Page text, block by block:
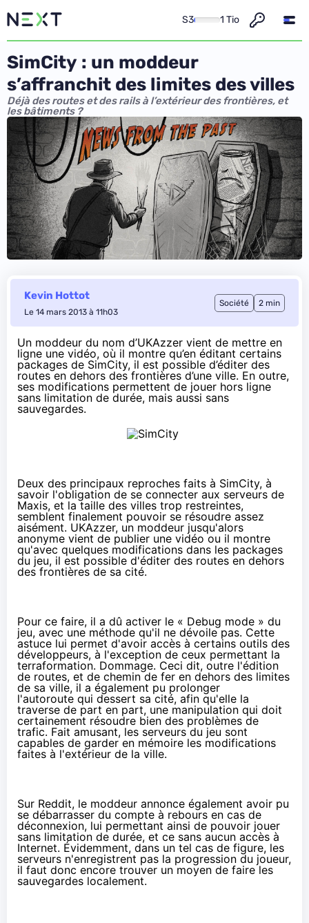
S3 1 Tio
SimCity : un moddeur
s’affranchit des limites des villes
Déjà des routes et des rails à l’extérieur des frontières, et
les bâtiments ?
Kevin Hottot
Le 14 mars 2013 à 11h03
Société 2 min
Un moddeur du nom d’UKAzzer vient de mettre en
ligne une vidéo, où il montre qu’en éditant certains
packages de SimCity, il est possible d’éditer des
routes en dehors des frontières d’une ville. En outre,
ses modifications permettent de jouer hors ligne
sans limitation de durée, mais aussi sans
sauvegardes.
Deux des principaux reproches faits à SimCity, à
savoir l'obligation de se connecter aux serveurs de
Maxis, et la taille des villes trop restreintes,
semblent finalement pouvoir se résoudre assez
aisément. UKAzzer, un moddeur jusqu'alors
anonyme vient de publier une vidéo ou il montre
qu'avec quelques modifications dans les packages
du jeu, il est possible d'éditer des routes en dehors
des frontières de sa cité.
Pour ce faire, il a dû activer le « Debug mode » du
jeu, avec une méthode qu'il ne dévoile pas. Cette
astuce lui permet d'avoir accès à certains outils des
développeurs, à l'exception de ceux permettant la
terraformation. Dommage. Ceci dit, outre l'édition
de routes, et de chemin de fer en dehors des limites
de sa ville, il a également pu prolonger
l'autoroute qui dessert sa cité, afin qu'elle la
traverse de part en part, une manipulation qui doit
certainement résoudre bien des problèmes de
trafic. Fait amusant, les serveurs du jeu sont
capables de garder en mémoire les modifications
faites à l'extérieur de la ville.
Sur Reddit, le moddeur annonce également avoir pu
se débarrasser du compte à rebours en cas de
déconnexion, lui permettant ainsi de pouvoir jouer
sans limitation de durée, et ce sans aucun accès à
Internet. Évidemment, dans un tel cas de figure, les
serveurs n'enregistrent pas la progression du joueur,
il faut donc encore trouver un moyen de faire les
sauvegardes localement.